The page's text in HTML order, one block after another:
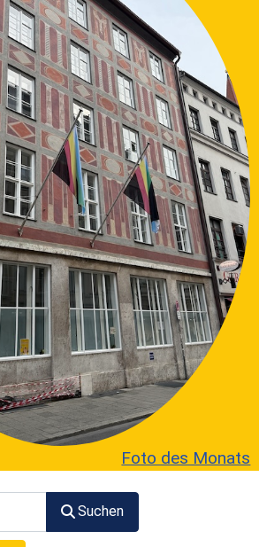
Foto des Monats
Suchen